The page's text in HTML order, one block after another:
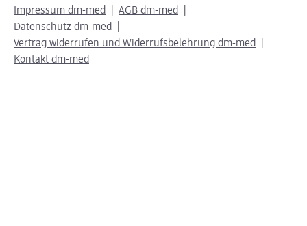
Impressum dm-med
AGB dm-med
Datenschutz dm-med
Vertrag widerrufen und Widerrufsbelehrung dm-med
Kontakt dm-med